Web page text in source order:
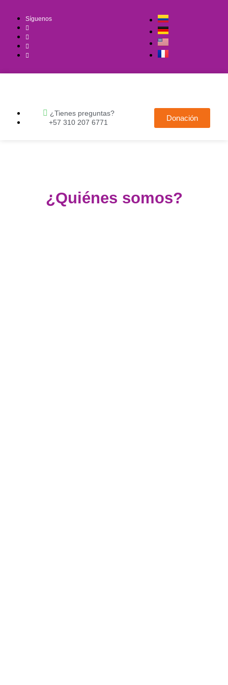
Síguenos
¿Tienes preguntas?
+57 310 207 6771
Donación
¿Quiénes somos?